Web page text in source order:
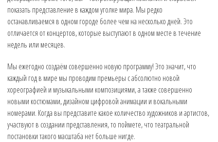
показать представление в каждом уголке мира. Мы редко
останавливаемся в одном городе более чем на несколько дней. Это
отличается от концертов, которые выступают в одном месте в течение
недель или месяцев.
Мы ежегодно создаём совершенно новую программу! Это значит, что
каждый год в мире мы проводим премьеры с абсолютно новой
хореографией и музыкальными композициями, а также совершенно
новыми костюмами, дизайном цифровой анимации и вокальными
номерами. Когда вы представите какое количество художников и артистов,
участвуют в создании представления, то поймете, что театральной
постановки такого масштаба нет больше нигде.